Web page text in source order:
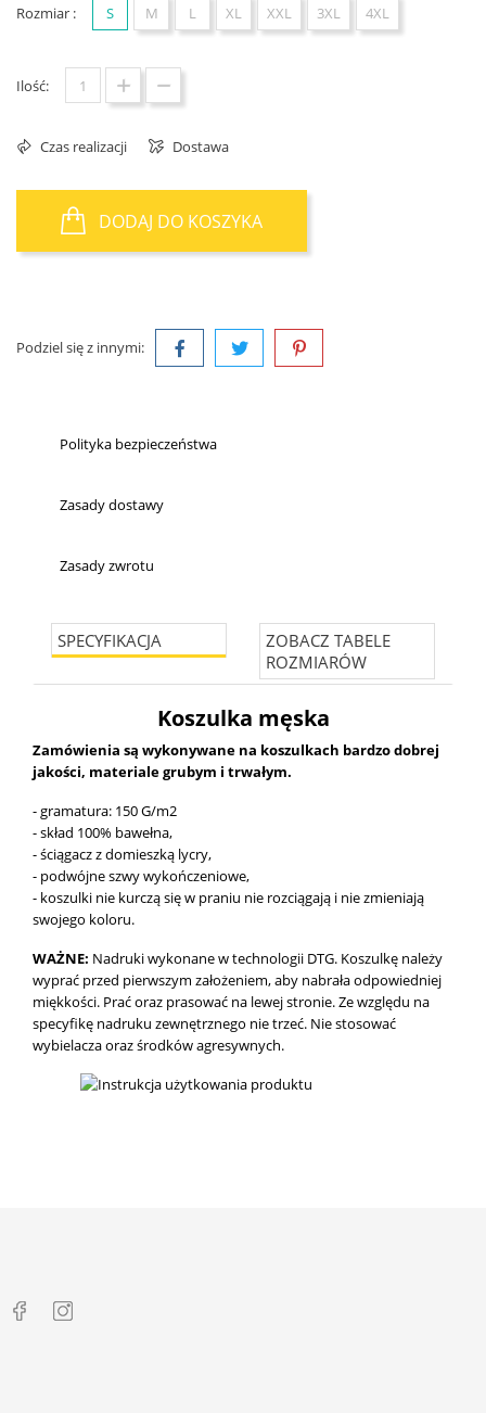
Rozmiar : S M L XL XXL 3XL 4XL
Ilość:
Czas realizacji Dostawa
DODAJ DO KOSZYKA
Podziel się z innymi:
Polityka bezpieczeństwa
Zasady dostawy
Zasady zwrotu
SPECYFIKACJA
ZOBACZ TABELE
ROZMIARÓW
Koszulka męska
Zamówienia są wykonywane na koszulkach bardzo dobrej
jakości, materiale grubym i trwałym.
- gramatura: 150 G/m2
- skład 100% bawełna,
- ściągacz z domieszką lycry,
- podwójne szwy wykończeniowe,
- koszulki nie kurczą się w praniu nie rozciągają i nie zmieniają
swojego koloru.
WAŻNE: Nadruki wykonane w technologii DTG. Koszulkę należy
wyprać przed pierwszym założeniem, aby nabrała odpowiedniej
miękkości. Prać oraz prasować na lewej stronie. Ze względu na
specyfikę nadruku zewnętrznego nie trzeć. Nie stosować
wybielacza oraz środków agresywnych.